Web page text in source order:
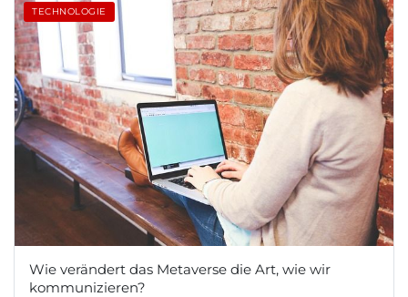
TECHNOLOGIE
Wie verändert das Metaverse die Art, wie wir
kommunizieren?